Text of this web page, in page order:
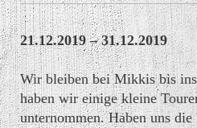
21.12.2019 – 31.12.2019
Wir bleiben bei Mikkis bis
haben wir einige kleine
unternommen. Haben uns die